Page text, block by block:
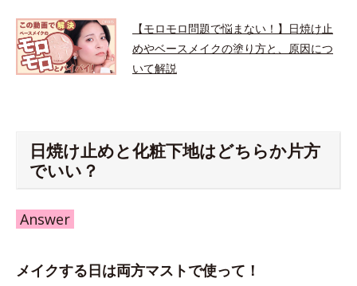
【モロモロ問題で悩まない！】日焼け止
めやベースメイクの塗り方と、原因につ
いて解説
日焼け止めと化粧下地はどちらか片方
でいい？
Answer
メイクする日は両方マストで使って！